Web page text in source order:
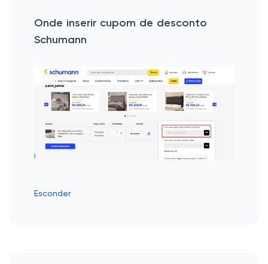
Onde inserir cupom de desconto
Schumann
Esconder